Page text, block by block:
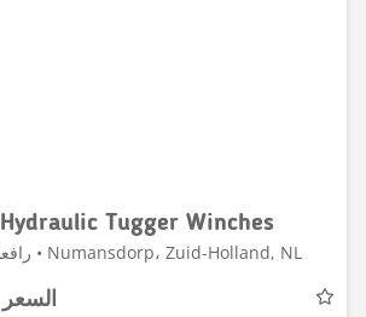
Tugger Winches
رافعات هيدروليكية • 2016 • Numansdorp، Zuid-Holland, NL